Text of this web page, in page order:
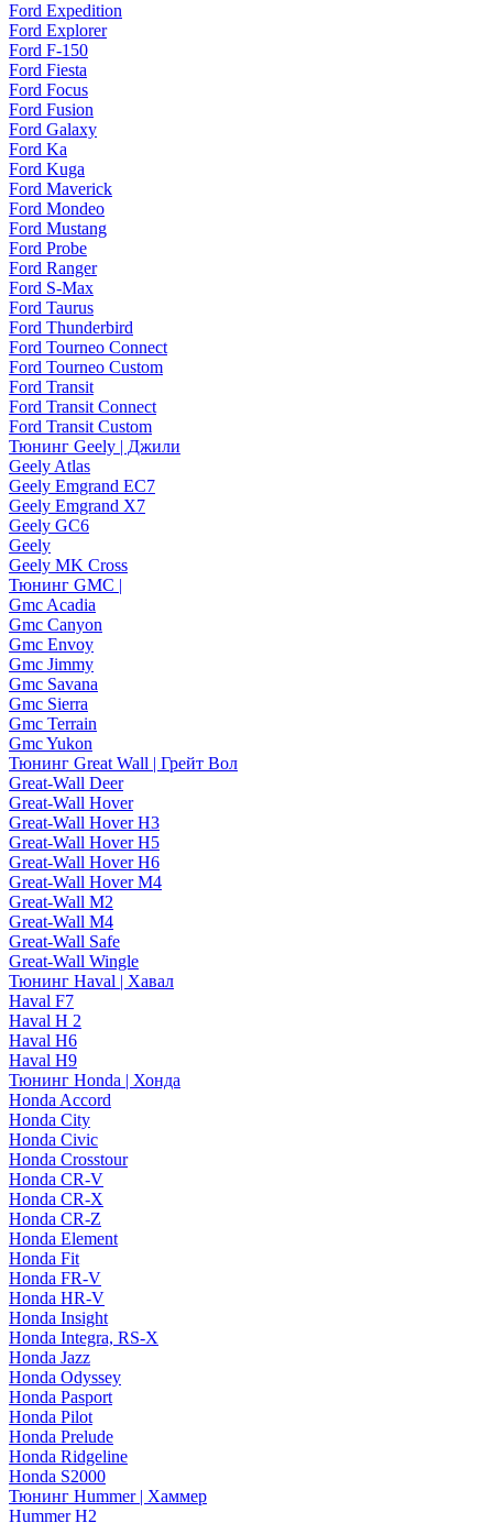
Ford Expedition
Ford Explorer
Ford F-150
Ford Fiesta
Ford Focus
Ford Fusion
Ford Galaxy
Ford Ka
Ford Kuga
Ford Maverick
Ford Mondeo
Ford Mustang
Ford Probe
Ford Ranger
Ford S-Max
Ford Taurus
Ford Thunderbird
Ford Tourneo Connect
Ford Tourneo Custom
Ford Transit
Ford Transit Connect
Ford Transit Custom
Тюнинг Geely | Джили
Geely Atlas
Geely Emgrand EC7
Geely Emgrand X7
Geely GC6
Geely
Geely MK Cross
Тюнинг GMC |
Gmc Acadia
Gmc Canyon
Gmc Envoy
Gmc Jimmy
Gmc Savana
Gmc Sierra
Gmc Terrain
Gmc Yukon
Тюнинг Great Wall | Грейт Вол
Great-Wall Deer
Great-Wall Hover
Great-Wall Hover H3
Great-Wall Hover H5
Great-Wall Hover H6
Great-Wall Hover M4
Great-Wall M2
Great-Wall M4
Great-Wall Safe
Great-Wall Wingle
Тюнинг Haval | Хавал
Haval F7
Haval H 2
Haval H6
Haval H9
Тюнинг Honda | Хонда
Honda Accord
Honda City
Honda Civic
Honda Crosstour
Honda CR-V
Honda CR-X
Honda CR-Z
Honda Element
Honda Fit
Honda FR-V
Honda HR-V
Honda Insight
Honda Integra, RS-X
Honda Jazz
Honda Odyssey
Honda Pasport
Honda Pilot
Honda Prelude
Honda Ridgeline
Honda S2000
Тюнинг Hummer | Хаммер
Hummer H2